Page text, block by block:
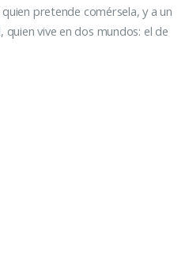
pretende comérsela, y a un
vive en dos mundos: el de